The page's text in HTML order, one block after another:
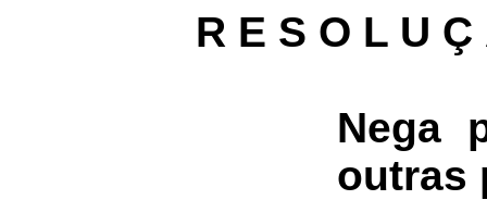
R E S O L U
Nega
outras